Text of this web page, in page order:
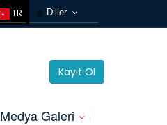
Diller
Türkçe
Russian
Germany
TR
Kayıt Ol
Medya Galeri